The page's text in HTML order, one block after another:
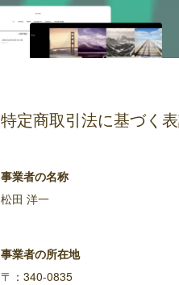
特定商取引法に基づく
事業者の名称
松田 洋一
事業者の所在地
〒：340-0835